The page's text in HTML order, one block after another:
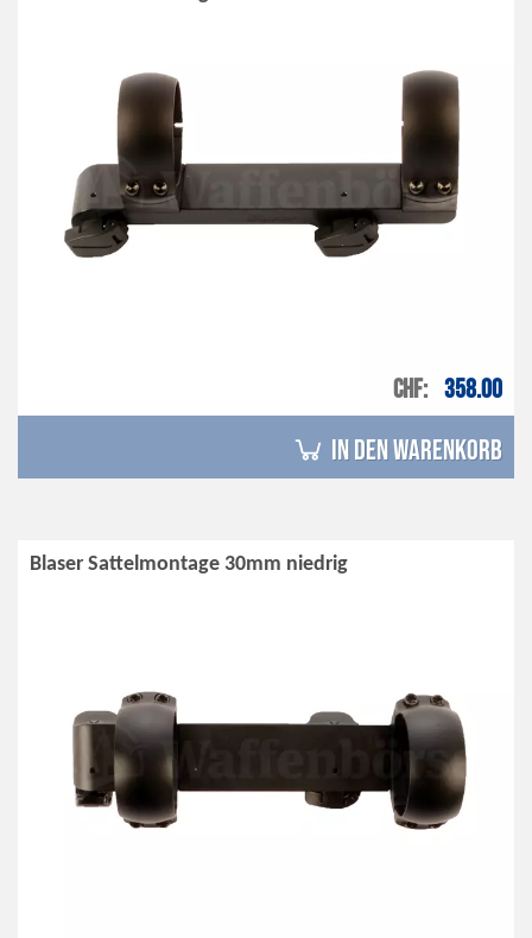
CHF 358.00
in den Warenkorb
Blaser Sattelmontage 30mm niedrig